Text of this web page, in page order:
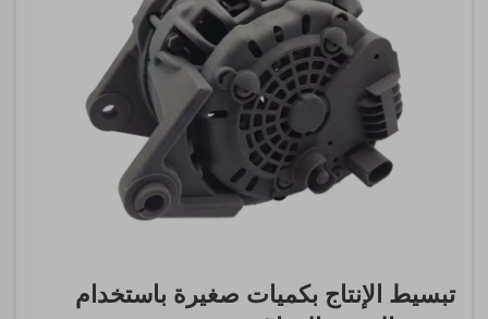
تبسيط الإنتاج بكميات صغيرة باستخدام